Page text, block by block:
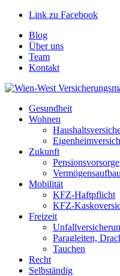
Link zu Facebook
Blog
Über uns
Team
Kontakt
Gesundheit
Wohnen
Zukunft
Pensionsvorsorge
Vermögensaufbau
Mobilität
KFZ-Haftpflicht
KFZ-
Freizeit
Paragleiten,
Tauchen
Recht
Selbständig